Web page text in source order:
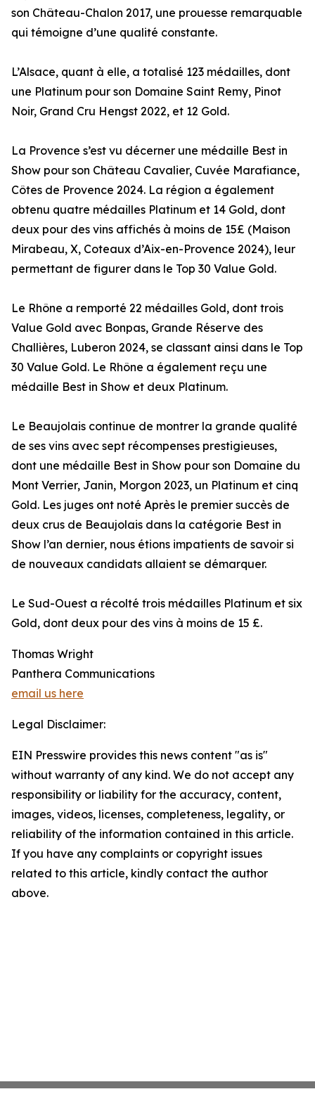
son Château-Chalon 2017, une prouesse remarquable
qui témoigne d’une qualité constante.
L’Alsace, quant à elle, a totalisé 123 médailles, dont
une Platinum pour son Domaine Saint Remy, Pinot
Noir, Grand Cru Hengst 2022, et 12 Gold.
La Provence s’est vu décerner une médaille Best in
Show pour son Château Cavalier, Cuvée Marafiance,
Côtes de Provence 2024. La région a également
obtenu quatre médailles Platinum et 14 Gold, dont
deux pour des vins affichés à moins de 15£ (Maison
Mirabeau, X, Coteaux d’Aix-en-Provence 2024), leur
permettant de figurer dans le Top 30 Value Gold.
Le Rhône a remporté 22 médailles Gold, dont trois
Value Gold avec Bonpas, Grande Réserve des
Challières, Luberon 2024, se classant ainsi dans le Top
30 Value Gold. Le Rhône a également reçu une
médaille Best in Show et deux Platinum.
Le Beaujolais continue de montrer la grande qualité
de ses vins avec sept récompenses prestigieuses,
dont une médaille Best in Show pour son Domaine du
Mont Verrier, Janin, Morgon 2023, un Platinum et cinq
Gold. Les juges ont noté Après le premier succès de
deux crus de Beaujolais dans la catégorie Best in
Show l’an dernier, nous étions impatients de savoir si
de nouveaux candidats allaient se démarquer.
Le Sud-Ouest a récolté trois médailles Platinum et six
Gold, dont deux pour des vins à moins de 15 £.
Thomas Wright
Panthera Communications
email us here
Legal Disclaimer:
EIN Presswire provides this news content "as is"
without warranty of any kind. We do not accept any
responsibility or liability for the accuracy, content,
images, videos, licenses, completeness, legality, or
reliability of the information contained in this article.
If you have any complaints or copyright issues
related to this article, kindly contact the author
above.